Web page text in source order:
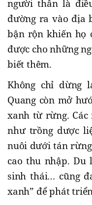
người thân là
đường ra vào địa
bận rộn khiến họ
được cho những
biết thêm.
Không chỉ dừng
Quang còn mở
xanh từ rừng.
như trồng dược
nuôi dưới tán
cao thu nhập. Du
sinh thái… cũng
xanh” để phát